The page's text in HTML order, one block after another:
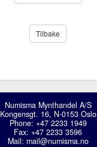
Tilbake
Numisma Mynthandel A/S
Kongensgt. 16, N-0153 Oslo
Phone: +47 2233 1949
Fax: +47 2233 3596
Mail: mail@numisma.no